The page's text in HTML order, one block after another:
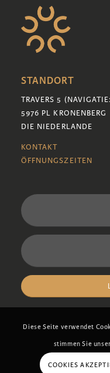
STANDORT
TRAVERS 5
5976 PL KRONENBERG
DIE NIEDERLANDE
KONTAKT
ÖFFNUNGSZEITEN
Diese Seite verwendet
stimmen Sie
COOKIES